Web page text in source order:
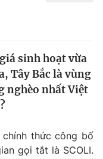
sinh hoạt vừa
Tây Bắc là vùng
nghèo nhất Việt
thức công bố
gọi tắt là SCOLI.